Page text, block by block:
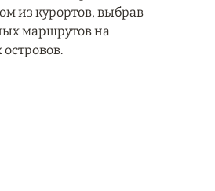
из курортов, выбрав
маршрутов на